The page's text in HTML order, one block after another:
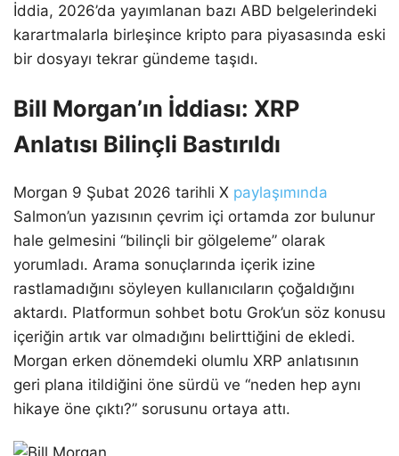
İddia, 2026’da yayımlanan bazı ABD belgelerindeki
karartmalarla birleşince kripto para piyasasında eski
bir dosyayı tekrar gündeme taşıdı.
Bill Morgan’ın İddiası: XRP
Anlatısı Bilinçli Bastırıldı
Morgan 9 Şubat 2026 tarihli X paylaşımında
Salmon’un yazısının çevrim içi ortamda zor bulunur
hale gelmesini “bilinçli bir gölgeleme” olarak
yorumladı. Arama sonuçlarında içerik izine
rastlamadığını söyleyen kullanıcıların çoğaldığını
aktardı. Platformun sohbet botu Grok’un söz konusu
içeriğin artık var olmadığını belirttiğini de ekledi.
Morgan erken dönemdeki olumlu XRP anlatısının
geri plana itildiğini öne sürdü ve “neden hep aynı
hikaye öne çıktı?” sorusunu ortaya attı.